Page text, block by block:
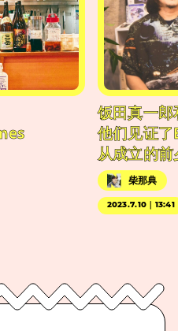
饭田真一
他们见证
从成立的
柴那典
2023.7.10｜13:41